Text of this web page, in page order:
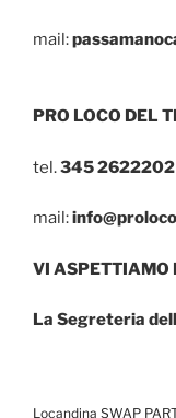
mail:
PRO LOCO DEL
tel.345 2622202
mail:
VI ASPETTIAMO
La Segreteria
Locandina SWAP